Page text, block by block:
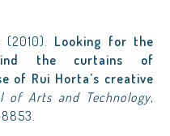
(2010). Looking for the
the curtains of
of Rui Horta’s creative
of Arts and Technology,